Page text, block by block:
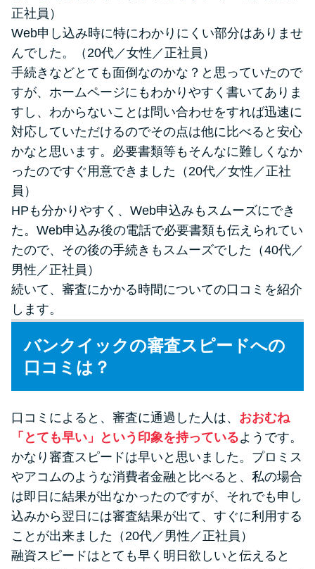
正社員）
Web申し込み時に特にわかりにくい部分はありませ
んでした。（20代／女性／正社員）
手続きなどとても面倒なのかな？と思っていたので
すが、ホームページにもわかりやすく書いてありま
すし、わからないことは問い合わせをすれば迅速に
対応していただけるのでその点は他に比べると安心
かなと思います。必要書類等もそんなに難しくなか
ったのですぐ用意できました（20代／女性／正社
員）
HPも分かりやすく、Web申込みもスムーズにでき
た。Web申込み後の電話で必要書類も伝えられてい
たので、その後の手続きもスムーズでした（40代／
男性／正社員）
続いて、審査にかかる時間についての口コミを紹介
します。
バンクイックの審査スピードへの
口コミは？
口コミによると、審査に通過した人は、 おおむね
「とても早い」という印象を持っているようです。
かなり審査スピードは早いと思いました。プロミス
やアコムのような消費者金融と比べると、私の場合
は即日に結果が出なかったのですが、それでも申し
込みから翌日には審査結果が出て、すぐに利用する
ことが出来ました（20代／男性／正社員）
融資スピードはとても早く明日欲しいと伝えると